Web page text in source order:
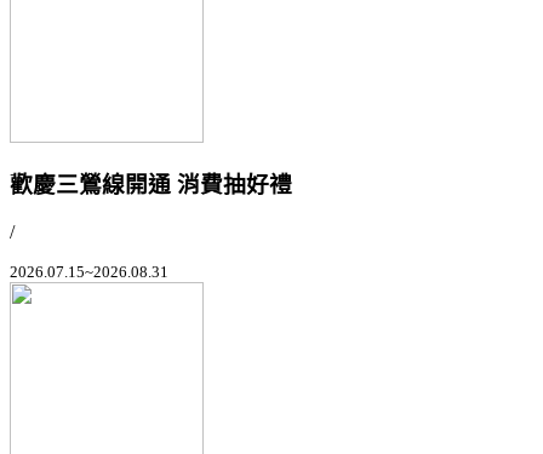
歡慶三鶯線開通 消費抽好禮
/
2026.07.15~2026.08.31